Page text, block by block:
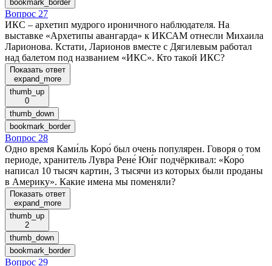
bookmark_border
Вопрос 27
ИКС – архетип мудрого ироничного наблюдателя. На
выставке «Архетипы авангарда» к ИКСАМ отнесли Михаила
Ларионова. Кстати, Ларионов вместе с Дягилевым работал
над балетом под названием «ИКС». Кто такой ИКС?
Показать ответ
expand_more
thumb_up
0
thumb_down
bookmark_border
Вопрос 28
Одно время Ками́ль Коро́ был очень популярен. Говоря о том
периоде, хранитель Лувра Рене́ Юи́г подчёркивал: «Коро́
написал 10 тысяч картин, 3 тысячи из которых были проданы
в Америку». Какие имена мы поменяли?
Показать ответ
expand_more
thumb_up
2
thumb_down
bookmark_border
Вопрос 29